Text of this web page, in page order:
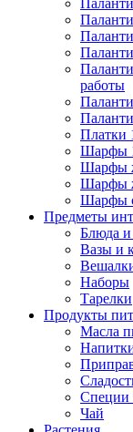
работы
Платки
Шарфы
Шарфы
Шарфы
Шарфы
Предметы
Блюда
Вазы и
Наборы
Тарелки
Продукты
Масла
Специи
Чай